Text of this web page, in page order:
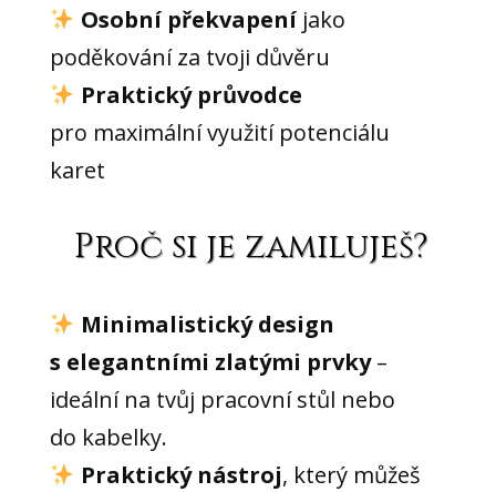
Osobní překvapeníjako
poděkování za tvoji důvěru
Praktický průvodce
pro maximální využití potenciálu
karet
Proč si je zamiluješ?
Minimalistický design
s elegantními zlatými prvky–
ideální na tvůj pracovní stůl nebo
do kabelky.
Praktický nástroj, který můžeš